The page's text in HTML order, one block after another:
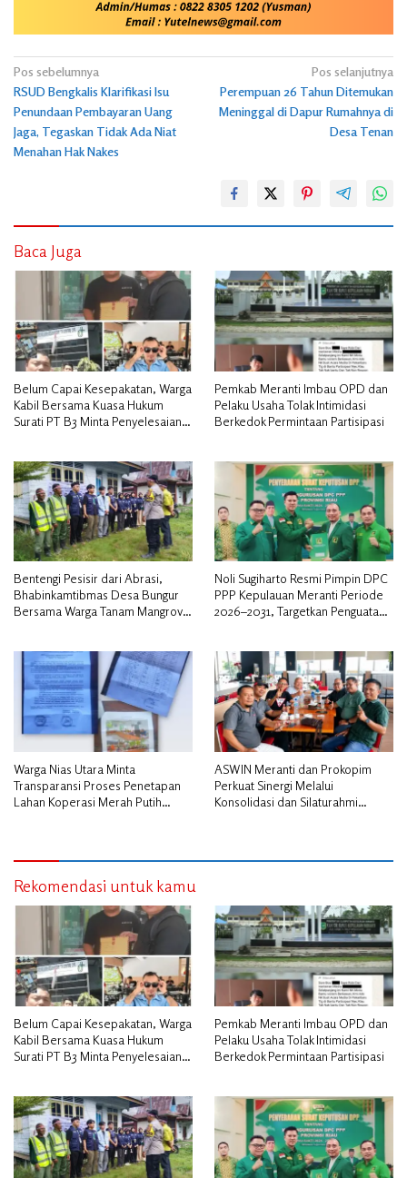
Navigasi
pos
Pos sebelumnya
RSUD Bengkalis Klarifikasi Isu
Penundaan Pembayaran Uang
Jaga, Tegaskan Tidak Ada Niat
Menahan Hak Nakes
Pos selanjutnya
Perempuan 26 Tahun Ditemukan
Meninggal di Dapur Rumahnya di
Desa Tenan
Baca Juga
Belum Capai Kesepakatan, Warga
Kabil Bersama Kuasa Hukum
Surati PT B3 Minta Penyelesaian
Pemkab Meranti Imbau OPD dan
Pelaku Usaha Tolak Intimidasi
Berkedok Permintaan Partisipasi
Bentengi Pesisir dari Abrasi,
Bhabinkamtibmas Desa Bungur
Bersama Warga Tanam Mangrove
Noli Sugiharto Resmi Pimpin DPC
PPP Kepulauan Meranti Periode
2026–2031, Targetkan Penguatan
Warga Nias Utara Minta
Transparansi Proses Penetapan
Lahan Koperasi Merah Putih
ASWIN Meranti dan Prokopim
Perkuat Sinergi Melalui
Konsolidasi dan Silaturahmi
Rekomendasi untuk kamu
Belum Capai Kesepakatan, Warga
Kabil Bersama Kuasa Hukum
Surati PT B3 Minta Penyelesaian
Pemkab Meranti Imbau OPD dan
Pelaku Usaha Tolak Intimidasi
Berkedok Permintaan Partisipasi